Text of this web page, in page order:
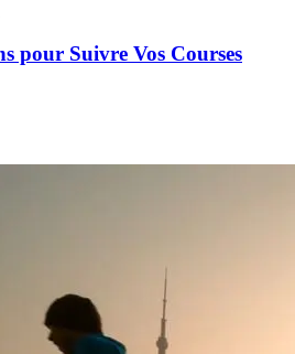
pour Suivre Vos Courses